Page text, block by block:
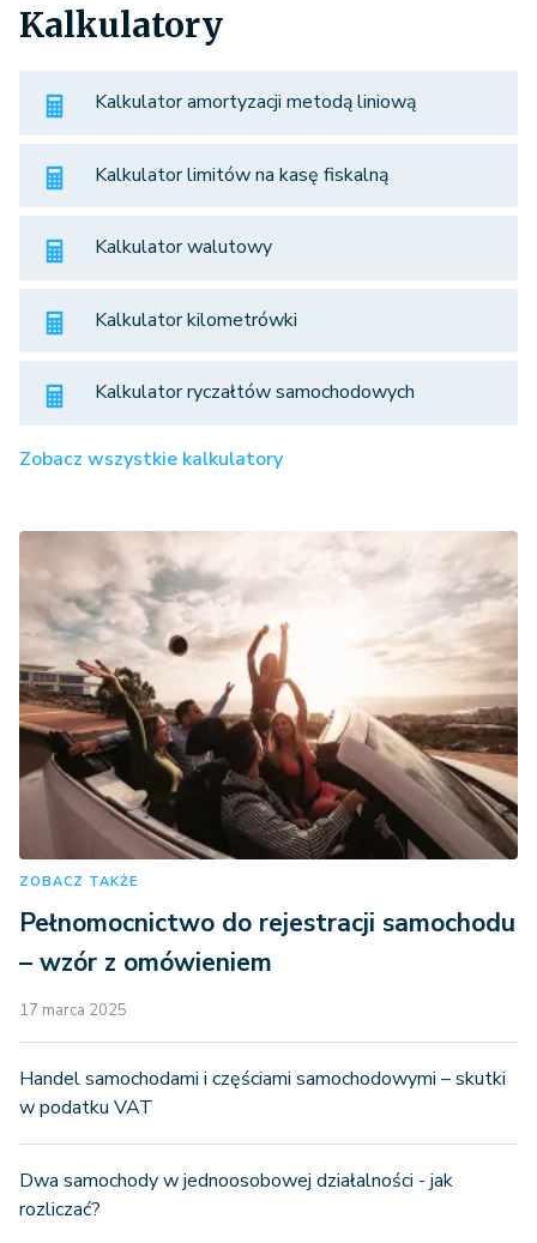
Kalkulatory
Kalkulator amortyzacji metodą liniową
Kalkulator limitów na kasę fiskalną
Kalkulator walutowy
Kalkulator kilometrówki
Kalkulator ryczałtów samochodowych
Zobacz wszystkie kalkulatory
ZOBACZ TAKŻE
Pełnomocnictwo do rejestracji samochodu
– wzór z omówieniem
17 marca 2025
Handel samochodami i częściami samochodowymi – skutki
w podatku VAT
Dwa samochody w jednoosobowej działalności - jak
rozliczać?